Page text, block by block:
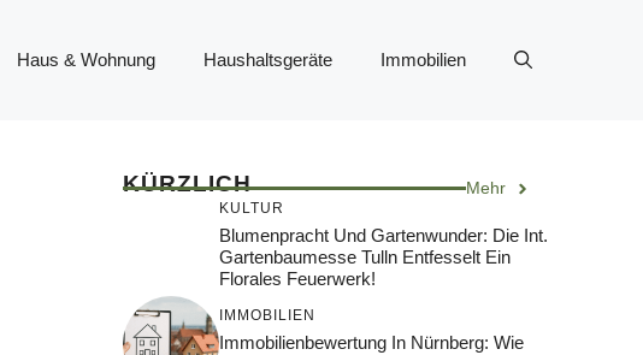
Haus & Wohnung Haushaltsgeräte Immobilien
KÜRZLICH Mehr
KULTUR
Blumenpracht Und Gartenwunder: Die Int.
Gartenbaumesse Tulln Entfesselt Ein
Florales Feuerwerk!
IMMOBILIEN
Immobilienbewertung In Nürnberg: Wie